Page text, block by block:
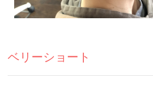
ベリーショート